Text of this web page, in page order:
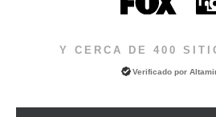
Y CERCA DE 400
Verificado por